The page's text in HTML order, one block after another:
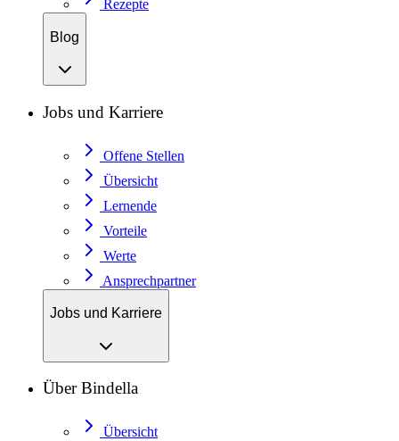
Rezepte
Blog
Jobs und Karriere
Offene Stellen
Übersicht
Lernende
Vorteile
Werte
Ansprechpartner
Jobs und Karriere
Über Bindella
Übersicht